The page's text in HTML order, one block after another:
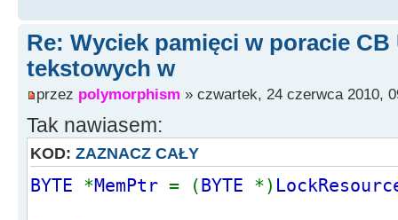
return 0;
}
else
{
ShowMessage("Zasoby OK");
}
}
Re: Wyciek pamięci w poracie
tekstowych w
przez polymorphism » czwartek, 24 czerwca 2010,
Tak nawiasem:
KOD: ZAZNACZ CAŁY
BYTE *MemPtr = (BYTE *)